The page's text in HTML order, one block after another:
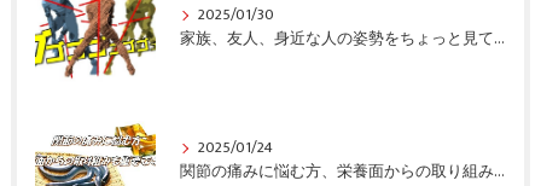
2025/01/30
家族、友人、身近な人の姿勢をちょっと見てみませんか？
2025/01/24
関節の痛みに悩む方、栄養面からの取り組みも重要ですよ！